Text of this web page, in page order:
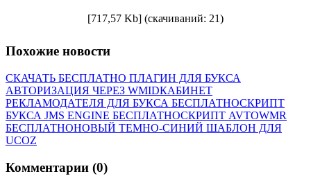
[717,57 Kb] (cкачиваний: 21)
Похожие новости
СКАЧАТЬ БЕСПЛАТНО ПЛАГИН ДЛЯ БУКСА
АВТОРИЗАЦИЯ ЧЕРЕЗ WMIDКАБИНЕТ
РЕКЛАМОДАТЕЛЯ ДЛЯ БУКСА БЕСПЛАТНОСКРИПТ
БУКСА JMS ENGINE БЕСПЛАТНОСКРИПТ AVTOWMR
БЕСПЛАТНОНОВЫЙ ТЕМНО-СИНИЙ ШАБЛОН ДЛЯ
UCOZ
Комментарии (0)